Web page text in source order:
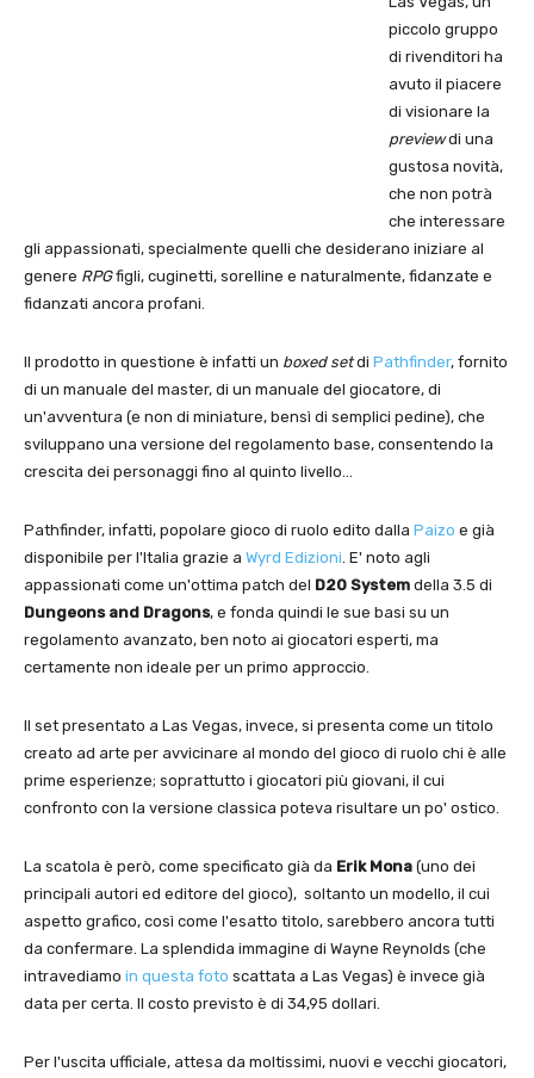
piccolo gruppo
di rivenditori ha
avuto il piacere
di visionare la
previewdi una
gustosa novità,
che non potrà
che interessare
gli appassionati, specialmente quelli che desiderano iniziare al
genere RPGfigli, cuginetti, sorelline e naturalmente, fidanzate e
fidanzati ancora profani.
Il prodotto in questione è infatti un boxed setdi Pathfinder, fornito
di un manuale del master, di un manuale del giocatore, di
un'avventura (e non di miniature, bensì di semplici pedine), che
sviluppano una versione del regolamento base, consentendo la
crescita dei personaggi fino al quinto livello…
Pathfinder, infatti, popolare gioco di ruolo edito dalla Paizo e già
disponibile per l'Italia grazie a Wyrd Edizioni. E' noto agli
appassionati come un'ottima patch del D20 System della 3.5 di
Dungeons and Dragons, e fonda quindi le sue basi su un
regolamento avanzato, ben noto ai giocatori esperti, ma
certamente non ideale per un primo approccio.
Il set presentato a Las Vegas, invece, si presenta come un titolo
creato ad arte per avvicinare al mondo del gioco di ruolo chi è alle
prime esperienze; soprattutto i giocatori più giovani, il cui
confronto con la versione classica poteva risultare un po' ostico.
La scatola è però, come specificato già da Erik Mona (uno dei
principali autori ed editore del gioco), soltanto un modello, il cui
aspetto grafico, così come l'esatto titolo, sarebbero ancora tutti
da confermare. La splendida immagine di Wayne Reynolds (che
intravediamo in questa foto scattata a Las Vegas) è invece già
data per certa. Il costo previsto è di 34,95 dollari.
Per l'uscita ufficiale, attesa da moltissimi, nuovi e vecchi giocatori,